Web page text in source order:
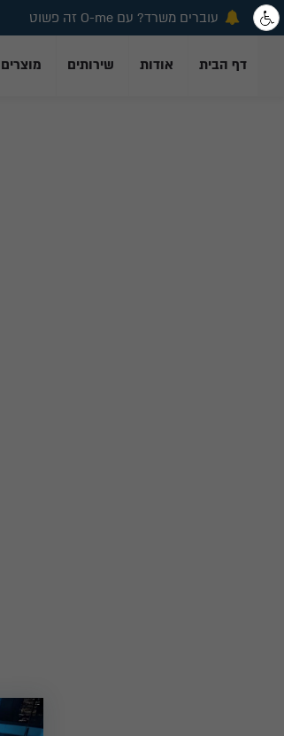
עוברים משרד? עם O-me זה פשוט
דף הבית אודות שירותים מוצרים